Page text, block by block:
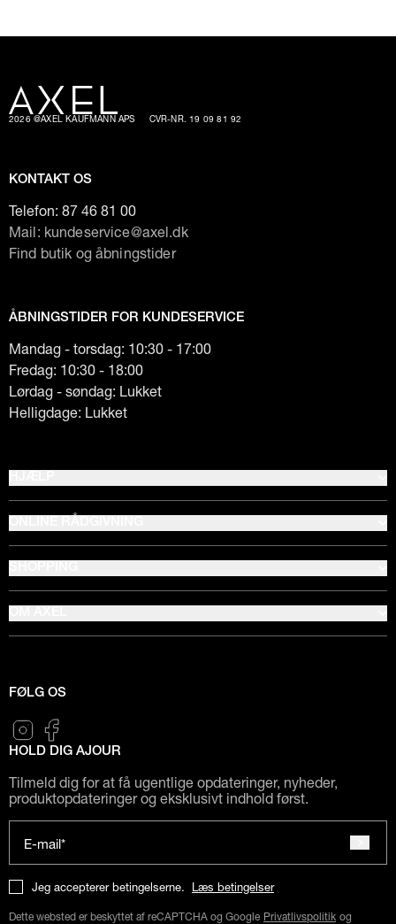
2026 @AXEL KAUFMANN APS CVR-NR. 19 09 81 92
KONTAKT OS
Telefon: 87 46 81 00
Mail: kundeservice@axel.dk
Find butik og åbningstider
ÅBNINGSTIDER FOR KUNDESERVICE
Mandag - torsdag: 10:30 - 17:00
Fredag: 10:30 - 18:00
Lørdag - søndag: Lukket
Helligdage: Lukket
FØLG OS
HOLD DIG AJOUR
Tilmeld dig for at få ugentlige opdateringer, nyheder,
produktopdateringer og eksklusivt indhold først.
E-mail*
Jeg accepterer betingelserne. Læs betingelser
Dette websted er beskyttet af reCAPTCHA og Google Privatlivspolitik og